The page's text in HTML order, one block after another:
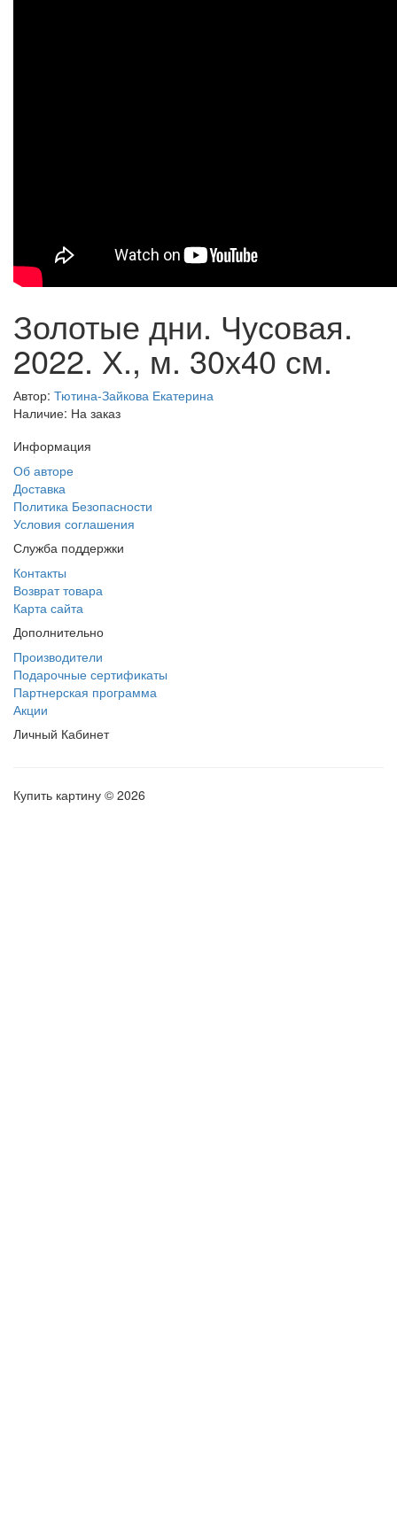
Золотые дни. Чусовая.
2022. Х., м. 30х40 см.
Автор: Тютина-Зайкова Екатерина
Наличие: На заказ
Информация
Об авторе
Доставка
Политика Безопасности
Условия соглашения
Служба поддержки
Контакты
Возврат товара
Карта сайта
Дополнительно
Производители
Подарочные сертификаты
Партнерская программа
Акции
Личный Кабинет
Купить картину © 2026